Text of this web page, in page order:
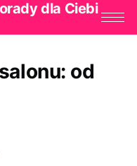
dla Ciebi
od